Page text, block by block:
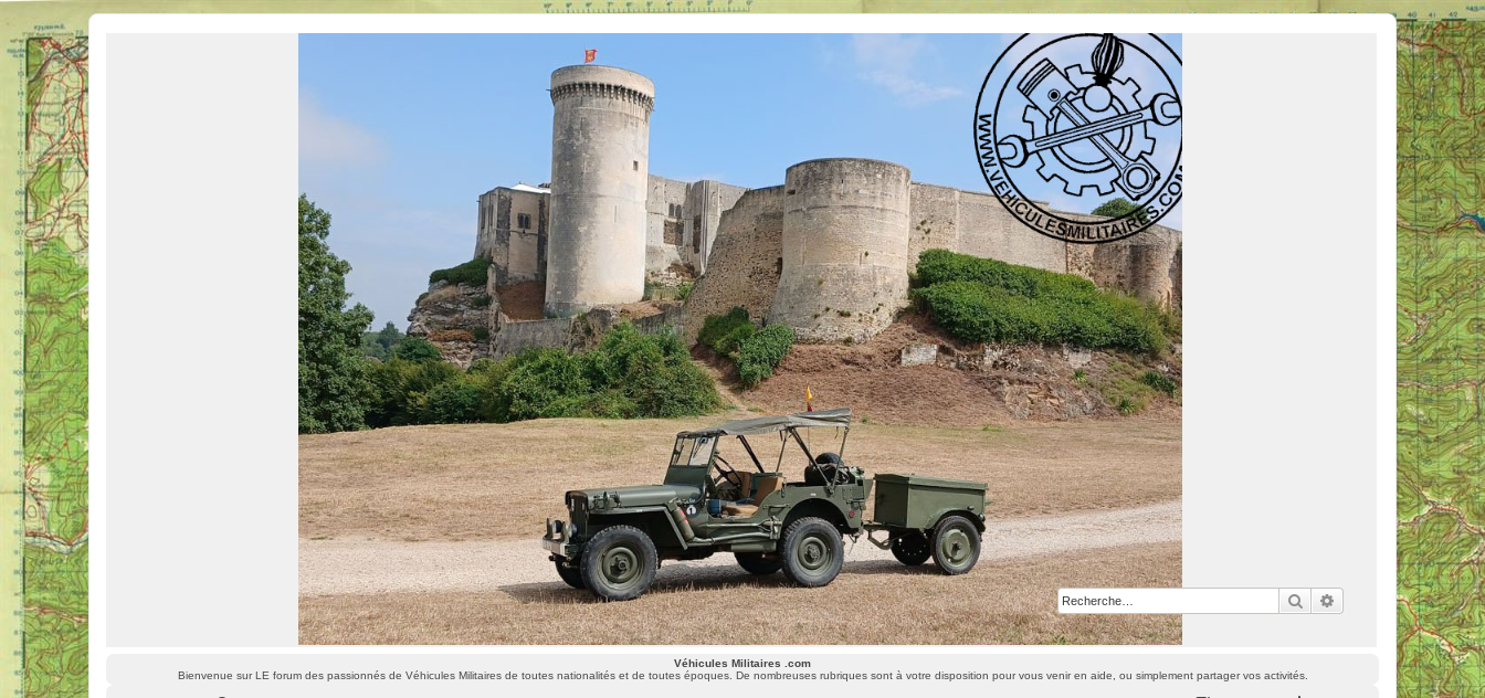
RechercherRecherche avancée
Bienvenue sur LE forum des passionnés de Véhicules Militaires de toutes nationalités et de toutes époques. De nombreuses rubriques sont à votre disposition pour vous venir en aide, ou simplement partager vos activités.
Véhicules Militaires .com
Bienvenue sur LE forum des passionnés de Véhicules Militaires de toutes nationalités et de toutes époques. De nombreuses rubriques sont à votre disposition pour vous venir en aide, ou simplement partager vos activités.